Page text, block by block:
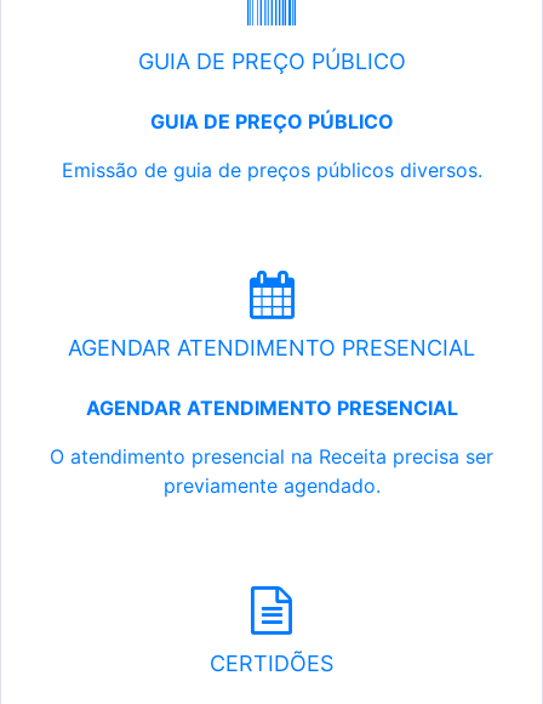
GUIA DE PREÇO PÚBLICO
GUIA DE PREÇO PÚBLICO
Emissão de guia de preços públicos diversos.
AGENDAR ATENDIMENTO PRESENCIAL
AGENDAR ATENDIMENTO PRESENCIAL
O atendimento presencial na Receita precisa ser
previamente agendado.
CERTIDÕES